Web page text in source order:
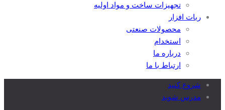
تجهیزات ساخت و مواد اولیه
ربات افزار
محصولات صنعتی
استخدام
درباره ما
ارتباط با ما
شروع کنید
مدرس شوید